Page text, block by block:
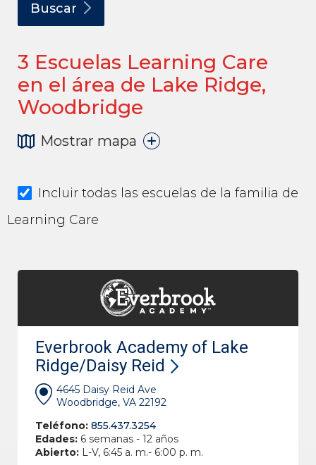
Buscar
3 Escuelas Learning Care
en el área de Lake Ridge,
Woodbridge
Mostrar mapa
Incluir todas las escuelas de la familia de
Learning Care
Everbrook Academy of Lake
Ridge/Daisy Reid
4645 Daisy Reid Ave
Woodbridge, VA 22192
Teléfono: 855.437.3254
Edades: 6 semanas - 12 años
Abierto: L-V, 6:45 a. m.- 6:00 p. m.